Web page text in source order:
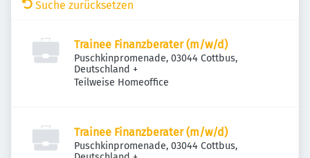
Suche zurücksetzen
Trainee Finanzberater (m/w/d)
Puschkinpromenade, 03044 Cottbus,
Deutschland +
Teilweise Homeoffice
Trainee Finanzberater (m/w/d)
Puschkinpromenade, 03044 Cottbus,